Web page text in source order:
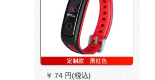
計心率監視ブロックトゥドゥ
ン男女腕時計時計栄光のブラ
￥ 74 円(税込)